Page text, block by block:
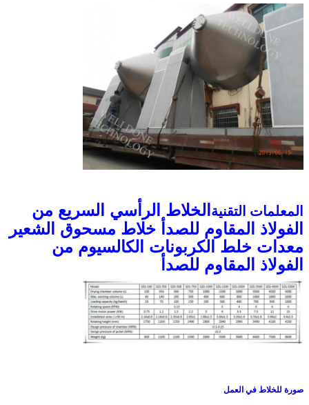
المعلمات التقنيةالخلاط الرأسي السريع من
الفولاذ المقاوم للصدأ خلاط مسحوق الشعير
معدات خلط الكربونات الكالسيوم من
الفولاذ المقاوم للصدأ
صورة للخلاط في العمل